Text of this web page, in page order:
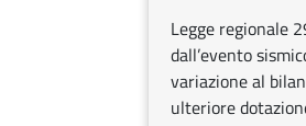
Legge regionale
dall’evento
variazione al
ulteriore